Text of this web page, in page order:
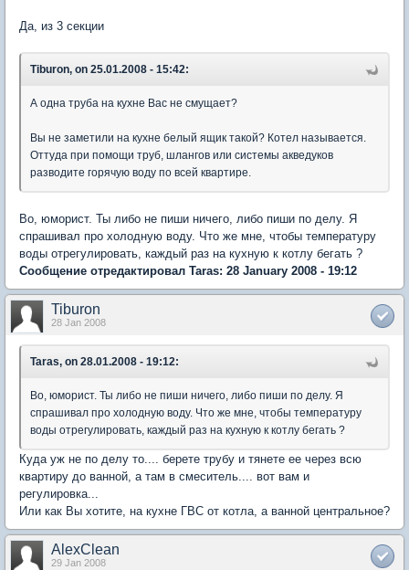
Да, из 3 секции
Tiburon, on 25.01.2008 - 15:42:
А одна труба на кухне Вас не смущает?
Вы не заметили на кухне белый ящик такой? Котел называется.
Оттуда при помощи труб, шлангов или системы акведуков
разводите горячую воду по всей квартире.
Во, юморист. Ты либо не пиши ничего, либо пиши по делу. Я
спрашивал про холодную воду. Что же мне, чтобы температуру
воды отрегулировать, каждый раз на кухную к котлу бегать ?
Сообщение отредактировал Taras: 28 January 2008 - 19:12
Tiburon
28 Jan 2008
Taras, on 28.01.2008 - 19:12:
Во, юморист. Ты либо не пиши ничего, либо пиши по делу. Я
спрашивал про холодную воду. Что же мне, чтобы температуру
воды отрегулировать, каждый раз на кухную к котлу бегать ?
Куда уж не по делу то.... берете трубу и тянете ее через всю
квартиру до ванной, а там в смеситель.... вот вам и
регулировка...
Или как Вы хотите, на кухне ГВС от котла, а ванной центральное?
AlexClean
29 Jan 2008